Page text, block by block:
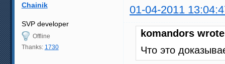
Chainik 01-04-2011
SVP developer
Offline
Thanks: 1730
komandors
Что это